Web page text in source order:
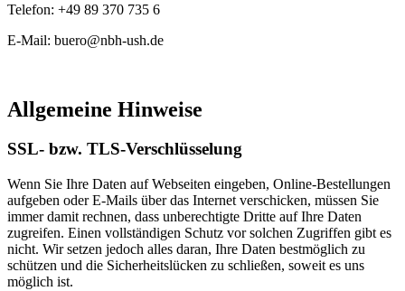
Telefon: +49 89 370 735 6
E-Mail: buero@nbh-ush.de
Allgemeine Hinweise
SSL- bzw. TLS-Verschlüsselung
Wenn Sie Ihre Daten auf Webseiten eingeben, Online-Bestellungen
aufgeben oder E-Mails über das Internet verschicken, müssen Sie
immer damit rechnen, dass unberechtigte Dritte auf Ihre Daten
zugreifen. Einen vollständigen Schutz vor solchen Zugriffen gibt es
nicht. Wir setzen jedoch alles daran, Ihre Daten bestmöglich zu
schützen und die Sicherheitslücken zu schließen, soweit es uns
möglich ist.